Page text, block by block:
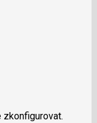
zkonfigurovat.